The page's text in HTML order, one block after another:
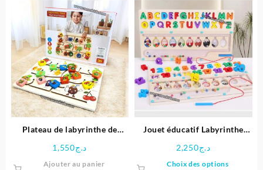
Plateau de labyrinthe de
Space Boy
د.ج1,550
Ajouter au panier
Jouet éducatif Labyrinthe
en bois
د.ج2,250
Choix des options